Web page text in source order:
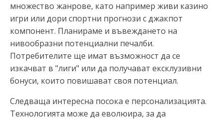
множество жанрове, като например живи казино
игри или дори спортни прогнози с джакпот
компонент. Планираме и въвеждането на
нивообразни потенциални печалби.
Потребителите ще имат възможност да се
изкачват в "лиги" или да получават ексклузивни
бонуси, които повишават своя потенциал.
Следваща интересна посока е персонализацията.
Технологията може да еволюира, за да